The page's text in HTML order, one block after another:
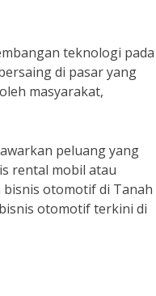
teknologi pada
di pasar yang
masyarakat,
peluang yang
rental mobil atau
otomotif di Tanah
otomotif terkini di